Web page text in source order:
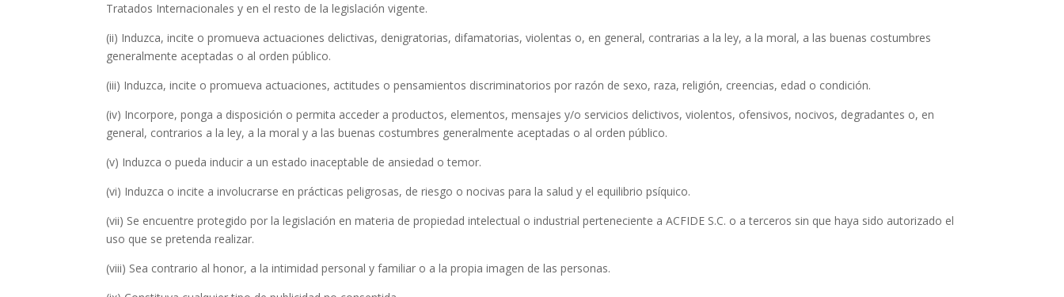
Tratados Internacionales y en el resto de la legislación vigente.
(ii) Induzca, incite o promueva actuaciones delictivas, denigratorias, difamatorias, violentas o, en general, contrarias a la ley, a la moral, a las buenas costumbres
generalmente aceptadas o al orden público.
(iii) Induzca, incite o promueva actuaciones, actitudes o pensamientos discriminatorios por razón de sexo, raza, religión, creencias, edad o condición.
(iv) Incorpore, ponga a disposición o permita acceder a productos, elementos, mensajes y/o servicios delictivos, violentos, ofensivos, nocivos, degradantes o, en
general, contrarios a la ley, a la moral y a las buenas costumbres generalmente aceptadas o al orden público.
(v) Induzca o pueda inducir a un estado inaceptable de ansiedad o temor.
(vi) Induzca o incite a involucrarse en prácticas peligrosas, de riesgo o nocivas para la salud y el equilibrio psíquico.
(vii) Se encuentre protegido por la legislación en materia de propiedad intelectual o industrial perteneciente a ACFIDE S.C. o a terceros sin que haya sido autorizado el
uso que se pretenda realizar.
(viii) Sea contrario al honor, a la intimidad personal y familiar o a la propia imagen de las personas.